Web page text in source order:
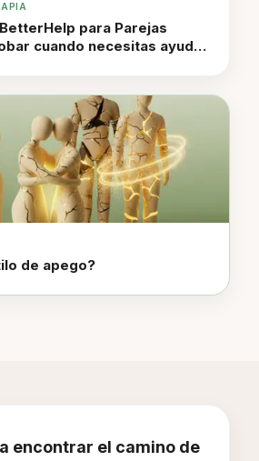
para Parejas
cuando necesitas ayuda
de apego?
encontrar el camino de